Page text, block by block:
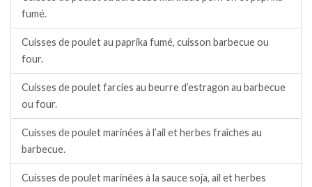
fumé.
Cuisses de poulet au paprika fumé, cuisson barbecue ou
four.
Cuisses de poulet farcies au beurre d’estragon au barbecue
ou four.
Cuisses de poulet marinées à l’ail et herbes fraîches au
barbecue.
Cuisses de poulet marinées à la sauce soja, ail et herbes